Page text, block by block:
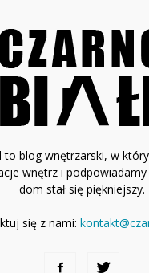
to blog wnętrzarski, w
wnętrz i
dom stał się piękniejszy.
się z nami: